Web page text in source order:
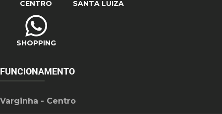
CENTRO SANTA LUIZA
SHOPPING
FUNCIONAMENTO
Varginha - Centro